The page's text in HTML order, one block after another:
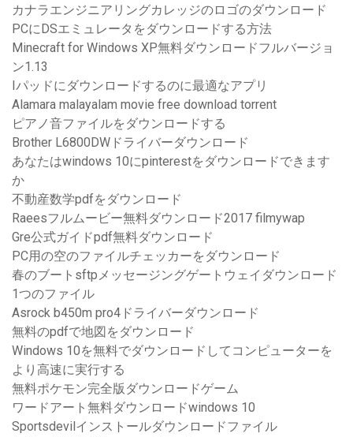
カナラエンジニアリングカレッジのロゴのダウンロード
PCにDSエミュレータをダウンロードする方法
Minecraft for Windows XP無料ダウンロードフルバージョ
ン1.13
Iパッドにダウンロードするのに最適なアプリ
Alamara malayalam movie free download torrent
ピアノ音ファイルをダウンロードする
Brother L6800DWドライバーダウンロード
あなたはwindows 10にpinterestをダウンロードできます
か
不動産数学pdfをダウンロード
Raeesフルムービー無料ダウンロード2017 filmywap
Gre公式ガイドpdf無料ダウンロード
PC用の空のファイルチェッカーをダウンロード
春のブートsftpメッセージングゲートウェイダウンロード
1つのファイル
Asrock b450m pro4ドライバーダウンロード
無料のpdfで地図をダウンロード
Windows 10を無料でダウンロードしてコンピューターを
より高速に実行する
無料ポケモン完全版ダウンロードゲーム
ワードアート無料ダウンロードwindows 10
Sportsdevilインストールダウンロードファイル